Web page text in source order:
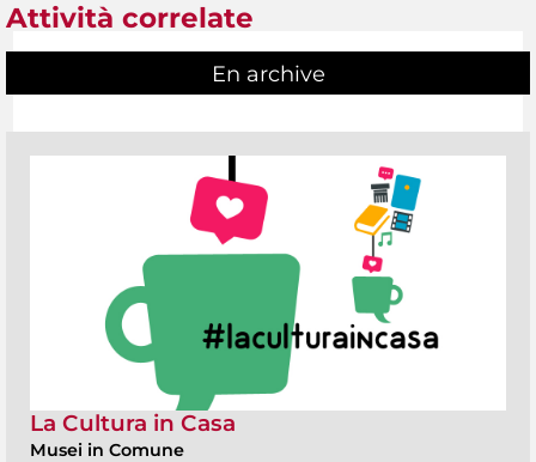
Attività correlate
En archive
La Cultura in Casa
Musei in Comune